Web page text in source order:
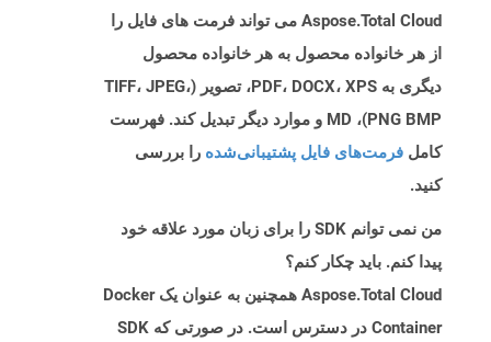
Aspose.Total Cloud می تواند فرمت های فایل را
از هر خانواده محصول به هر خانواده محصول
دیگری به PDF، DOCX، XPS، تصویر (TIFF، JPEG،
PNG BMP)، MD و موارد دیگر تبدیل کند. فهرست
کامل فرمت‌های فایل پشتیبانی‌شده را بررسی
کنید.
من نمی توانم SDK را برای زبان مورد علاقه خود
پیدا کنم. باید چکار کنم؟
Aspose.Total Cloud همچنین به عنوان یک Docker
Container در دسترس است. در صورتی که SDK